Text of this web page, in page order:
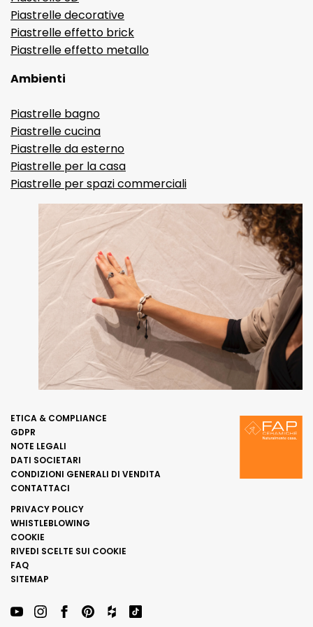
Piastrelle decorative
Piastrelle effetto brick
Piastrelle effetto metallo
Ambienti
Piastrelle bagno
Piastrelle cucina
Piastrelle da esterno
Piastrelle per la casa
Piastrelle per spazi commerciali
ETICA & COMPLIANCE
GDPR
NOTE LEGALI
DATI SOCIETARI
CONDIZIONI GENERALI DI VENDITA
CONTATTACI
PRIVACY POLICY
WHISTLEBLOWING
COOKIE
RIVEDI SCELTE SUI COOKIE
FAQ
SITEMAP